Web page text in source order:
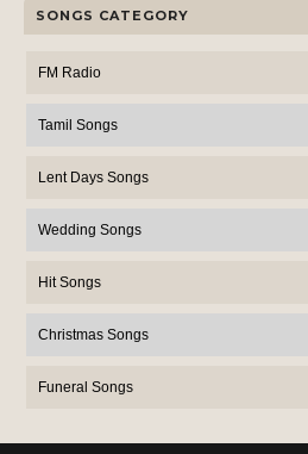
SONGS CATEGORY
FM Radio
Tamil Songs
Lent Days Songs
Wedding Songs
Hit Songs
Christmas Songs
Funeral Songs